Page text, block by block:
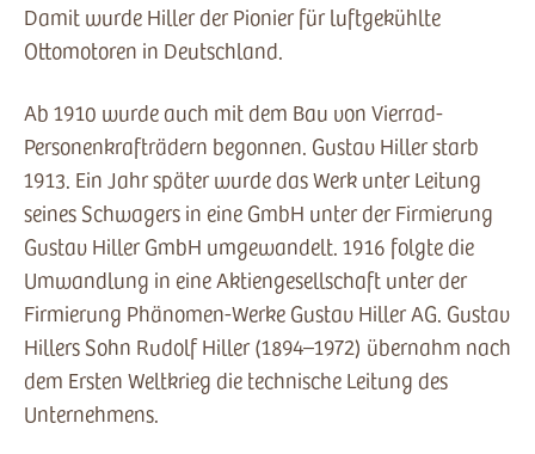
Damit wurde Hiller der Pionier für luftgekühlte
Ottomotoren in Deutschland.
Ab 1910 wurde auch mit dem Bau von Vierrad-
Personenkrafträdern begonnen. Gustav Hiller starb
1913. Ein Jahr später wurde das Werk unter Leitung
seines Schwagers in eine GmbH unter der Firmierung
Gustav Hiller GmbH umgewandelt. 1916 folgte die
Umwandlung in eine Aktiengesellschaft unter der
Firmierung Phänomen-Werke Gustav Hiller AG. Gustav
Hillers Sohn Rudolf Hiller (1894–1972) übernahm nach
dem Ersten Weltkrieg die technische Leitung des
Unternehmens.